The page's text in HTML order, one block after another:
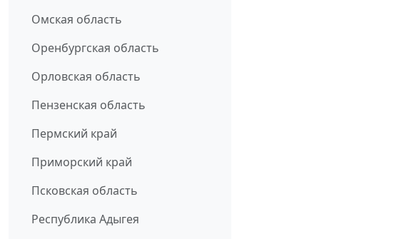
Омская область
Оренбургская область
Орловская область
Пензенская область
Пермский край
Приморский край
Псковская область
Республика Адыгея